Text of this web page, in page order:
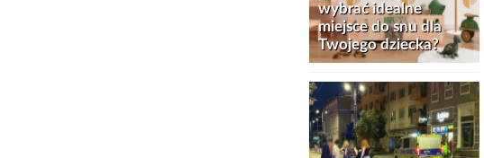
wybrać idealne
miejsce do snu dla
Twojego dziecka?